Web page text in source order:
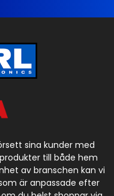
sina kunder med
till både hem
av branschen kan vi
är anpassade efter